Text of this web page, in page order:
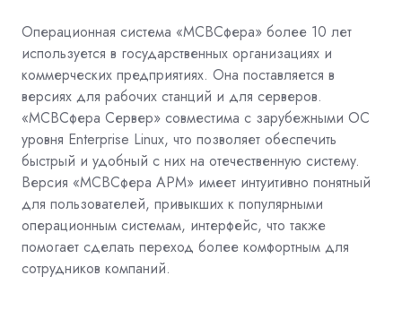
Операционная система «МСВСфера» более 10 лет
используется в государственных организациях и
коммерческих предприятиях. Она поставляется в
версиях для рабочих станций и для серверов.
«МСВСфера Сервер» совместима с зарубежными ОС
уровня Enterprise Linux, что позволяет обеспечить
быстрый и удобный с них на отечественную систему.
Версия «МСВСфера АРМ» имеет интуитивно понятный
для пользователей, привыкших к популярными
операционным системам, интерфейс, что также
помогает сделать переход более комфортным для
сотрудников компаний.